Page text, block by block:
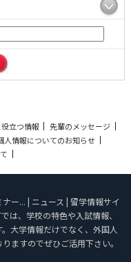
立つ情報
先輩のメッセージ
人情報についてのお知らせ
ー... | ニュース | 留学情報サイ
は、学校の特色や入試情報、
大学情報だけでなく、外国人
ますのでぜひご活用下さい。